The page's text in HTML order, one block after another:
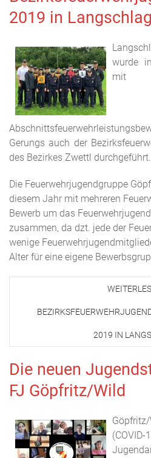
2019 in Langschlag
wurde
Gerungs auch der
des Bezirkes Zwettl durchgeführt.
Die Feuerwehrjugendgruppe
diesem Jahr mit mehreren
Bewerb um das
zusammen, da dzt. jede der
wenige
Alter für eine eigene
2019 IN
Die neuen
FJ Göpfritz/Wild